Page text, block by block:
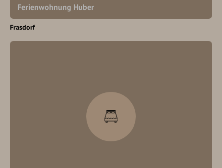
Ferienwohnung Huber
Frasdorf